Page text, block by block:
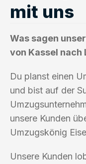
mit uns
Was sagen
von Kassel nach
Du planst einen
und bist auf der
unsere Kunden
Umzugskönig
Unsere Kunden